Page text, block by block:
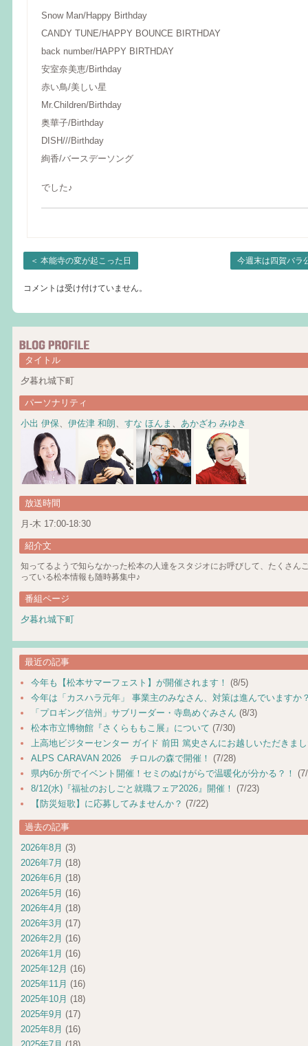
Snow Man/Happy Birthday
CANDY TUNE/HAPPY BOUNCE BIRTHDAY
back number/HAPPY BIRTHDAY
安室奈美恵/Birthday
赤い鳥/美しい星
Mr.Children/Birthday
奥華子/Birthday
DISH///Birthday
絢香/バースデーソング
でした♪
＜ 本能寺の変が起こった日 今週末は四賀バラ
コメントは受け付けていません。
タイトル
夕暮れ城下町
パーソナリティ
小出 伊保
伊佐津 和朗 すな ほんま あかざわ みゆき
放送時間
月-木 17:00-18:30
紹介文
知ってるようで知らなかった松本の人達をスタジオにお呼びして、たくさん
っている松本情報も随時募集中♪
番組ページ
夕暮れ城下町
最近の記事
今年も【松本サマーフェスト】が開催されます！ (8/5)
今年は「カスハラ元年」 事業主のみなさん、対策は進んでいますか
「プロギング信州」サブリーダー・寺島めぐみさん (8/3)
松本市立博物館『さくらももこ展』について (7/30)
上高地ビジターセンター ガイド 前田 篤史さんにお越しいただきま
ALPS CARAVAN 2026 チロルの森で開催！ (7/28)
県内6か所でイベント開催！セミのぬけがらで温暖化が分かる？！
8/12(水)『福祉のおしごと就職フェア2026』開催！ (7/23)
【防災短歌】に応募してみませんか？ (7/22)
過去の記事
2026年8月 (3)
2026年7月 (18)
2026年6月 (18)
2026年5月 (16)
2026年4月 (18)
2026年3月 (17)
2026年2月 (16)
2026年1月 (16)
2025年12月 (16)
2025年11月 (16)
2025年10月 (18)
2025年9月 (17)
2025年8月 (16)